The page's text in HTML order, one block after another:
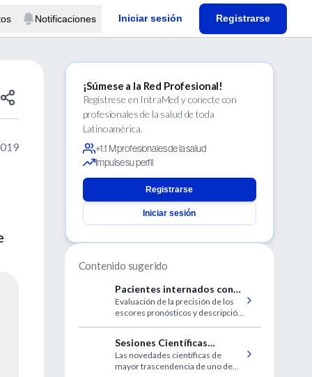
Notificaciones Iniciar sesión Registrarse
¡Súmese a la Red Profesional!
Regístrese en IntraMed y conecte con
profesionales de la salud de toda
Latinoamérica.
+1.1 M profesionales de la salud
Impulse su perfil
Registrarse
Iniciar sesión
Contenido sugerido
Pacientes internados con
presunción de hepatitis
alcohólica
Evaluación de la precisión de los
escores pronósticos y descripción
sospecha de hepatitis alcohólica.
Sesiones Científicas
American College of
Cardiology 2019
Las novedades científicas de
mayor trascendencia de uno de